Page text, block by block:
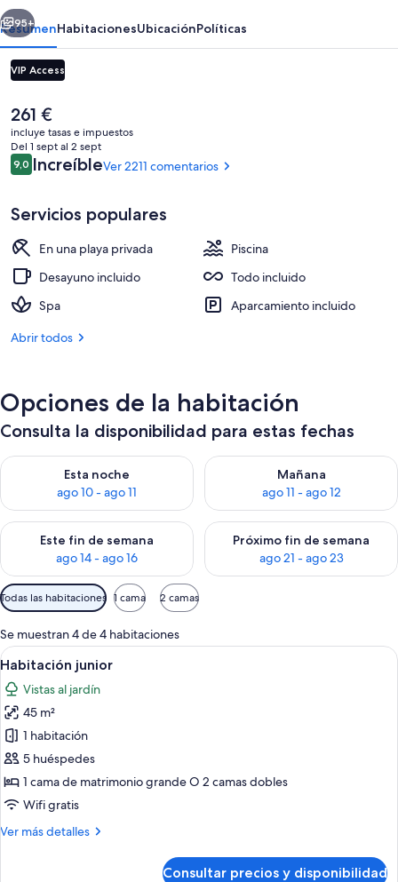
All
Inclusive
Siguiente
95+
ResumenHabitacionesUbicaciónPolíticas
VIP Access
El
precio
actual
es
de
261 €
incluye tasas e impuestos
Del 1 sept al 2 sept
Comentarios
9,09,0 de 10
IncreíbleVer 2211 comentarios
Servicios populares
En una playa privada
Piscina
Desayuno incluido
Todo incluido
Spa
Aparcamiento incluido
Abrir todos
Opciones de la habitación
Consulta la disponibilidad para estas fechas
Esta noche
ago 10 - ago 11
Consulta la disponibilidad para esta noche, ago 10 - ago 11
Mañana
ago 11 - ago 12
Consulta la disponibilidad
Este fin de semana
ago 14 - ago 16
Consulta la disponibilidad para este fin de semana, ago 14 -
Próximo fin de semana
ago 21 - ago 23
Consulta la disponibilidad
Filtros
disponibles
para
las
habitaciones
Todas las habitaciones 1 cama 2 camas
Se muestran 4 de 4 habitaciones
Abrir
todas
las
fotos
de
Habitación
junior
Habitación de hotel con dos camas,
5
Habitación junior
Vistas al jardín
45 m²
1 habitación
5 huéspedes
1 cama de matrimonio grande O 2 camas dobles
Wifi gratis
Ver más detalles
Más
Consultar precios y disponibilidad